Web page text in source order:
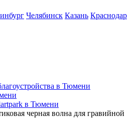
Челябинск Казань Краснодар
в Тюмени
в Тюмени
черная волна для гравийной